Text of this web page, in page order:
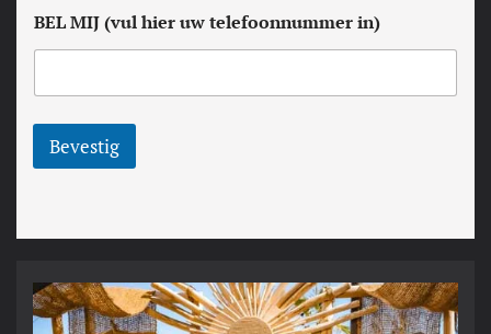
D
I
T
E
e
t
e
BEL MIJ (vul hier uw telefoonnummer in)
Bevestig